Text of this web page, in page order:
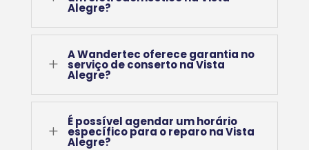
Alegre?
L
A Wandertec oferece garantia no
serviço de conserto na Vista
Alegre?
L
É possível agendar um horário
específico para o reparo na Vista
Alegre?